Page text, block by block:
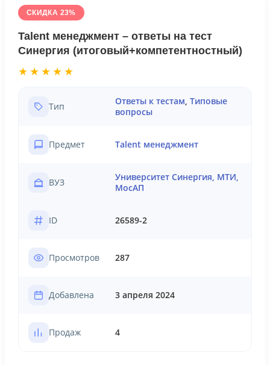
СКИДКА 23%
Talent менеджмент – ответы на тест
Синергия (итоговый+компетентностный)
★★★★★
Тип Ответы к тестам, Типовые
вопросы
Предмет Talent менеджмент
ВУЗ
Университет Синергия, МТИ,
МосАП
ID 26589-2
Просмотров 287
Добавлена 3 апреля 2024
Продаж 4